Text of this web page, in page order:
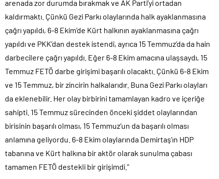
arenada zor durumda bırakmak ve AK Parti’yi ortadan
kaldırmaktı. Çünkü Gezi Parkı olaylarında halk ayaklanmasına
çağrı yapıldı, 6-8 Ekim’de Kürt halkının ayaklanmasına çağrı
yapıldı ve PKK’dan destek istendi, ayrıca 15 Temmuz’da da hain
darbecilere çağrı yapıldı. Eğer 6-8 Ekim amacına ulaşsaydı, 15
Temmuz FETÖ darbe girişimi başarılı olacaktı. Çünkü 6-8 Ekim
ve 15 Temmuz, bir zincirin halkalarıdır. Buna Gezi Parkı olayları
da eklenebilir. Her olay birbirini tamamlayan kadro ve içeriğe
sahipti. 15 Temmuz sürecinden önceki şiddet olaylarından
birisinin başarılı olması, 15 Temmuz’un da başarılı olması
anlamına geliyordu. 6-8 Ekim olaylarında Demirtaş’ın HDP
tabanına ve Kürt halkına bir aktör olarak sunulma çabası
tamamen FETÖ destekli bir girişimdi.”